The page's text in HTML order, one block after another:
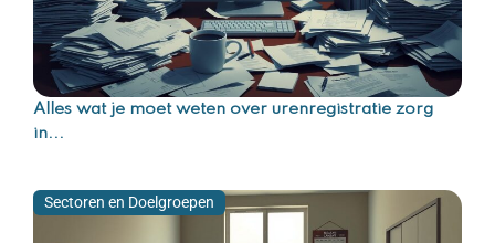
Alles wat je moet weten over urenregistratie zorg
in...
Sectoren en Doelgroepen